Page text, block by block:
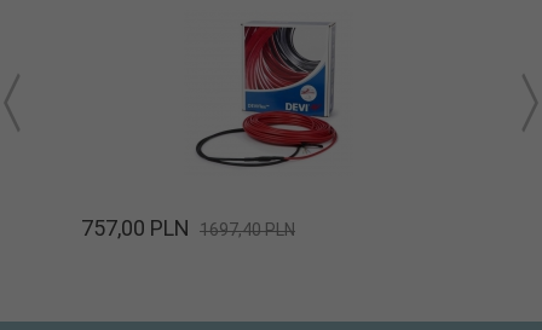
757,00 PLN 1697,40 PLN